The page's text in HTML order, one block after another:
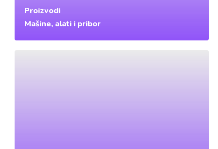
Proizvodi
Mašine, alati i pribor